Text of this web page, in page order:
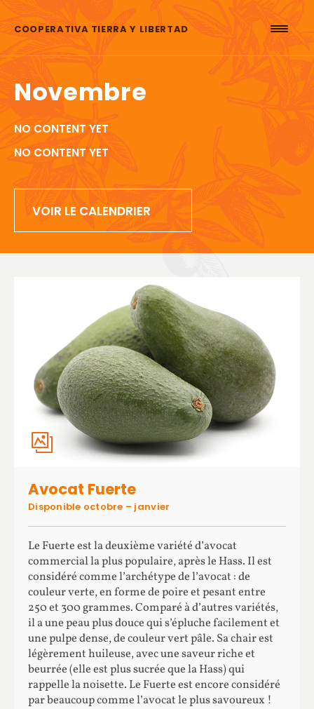
COOPERATIVA TIERRA Y LIBERTAD
Novembre
NO CONTENT YET
NO CONTENT YET
VOIR LE CALENDRIER
Avocat Fuerte
Disponible octobre – janvier
Le Fuerte est la deuxième variété d’avocat
commercial la plus populaire, après le Hass. Il est
considéré comme l’archétype de l’avocat : de
couleur verte, en forme de poire et pesant entre
250 et 300 grammes. Comparé à d’autres variétés,
il a une peau plus douce qui s’épluche facilement et
une pulpe dense, de couleur vert pâle. Sa chair est
légèrement huileuse, avec une saveur riche et
beurrée (elle est plus sucrée que la Hass) qui
rappelle la noisette. Le Fuerte est encore considéré
par beaucoup comme l’avocat le plus savoureux !